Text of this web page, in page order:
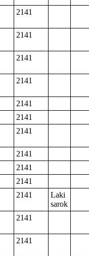
2141
2141
2141
2141
2141
2141
2141
2141
2141
2141
2141
Laki
sarok
2141
2141